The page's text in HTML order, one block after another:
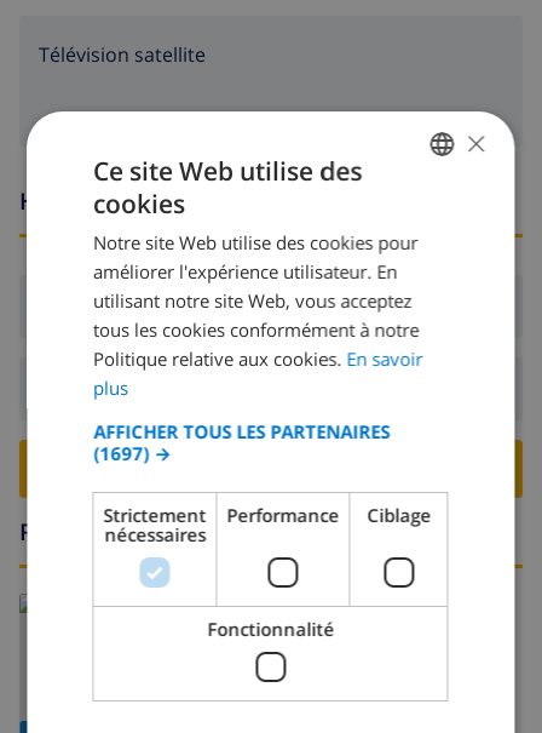
Télévision satellite
Heures d'arrivée et de départ
Arrivée:De 15:00 avant 22:00
RESERVER CETTE VILLA ›
Région
En savoir plus sur:
Espagne>Mallorca>
DUTCH
SPANISH
GERMAN
DANISH
×
Ce site Web utilise des
cookies
Notre site Web utilise des cookies pour
améliorer l'expérience utilisateur. En
utilisant notre site Web, vous acceptez
tous les cookies conformément à notre
Politique relative aux cookies. En savoir
plus
AFFICHER TOUS LES PARTENAIRES
(1697) →
Strictement
nécessaires
Performance Ciblage
Fonctionnalité